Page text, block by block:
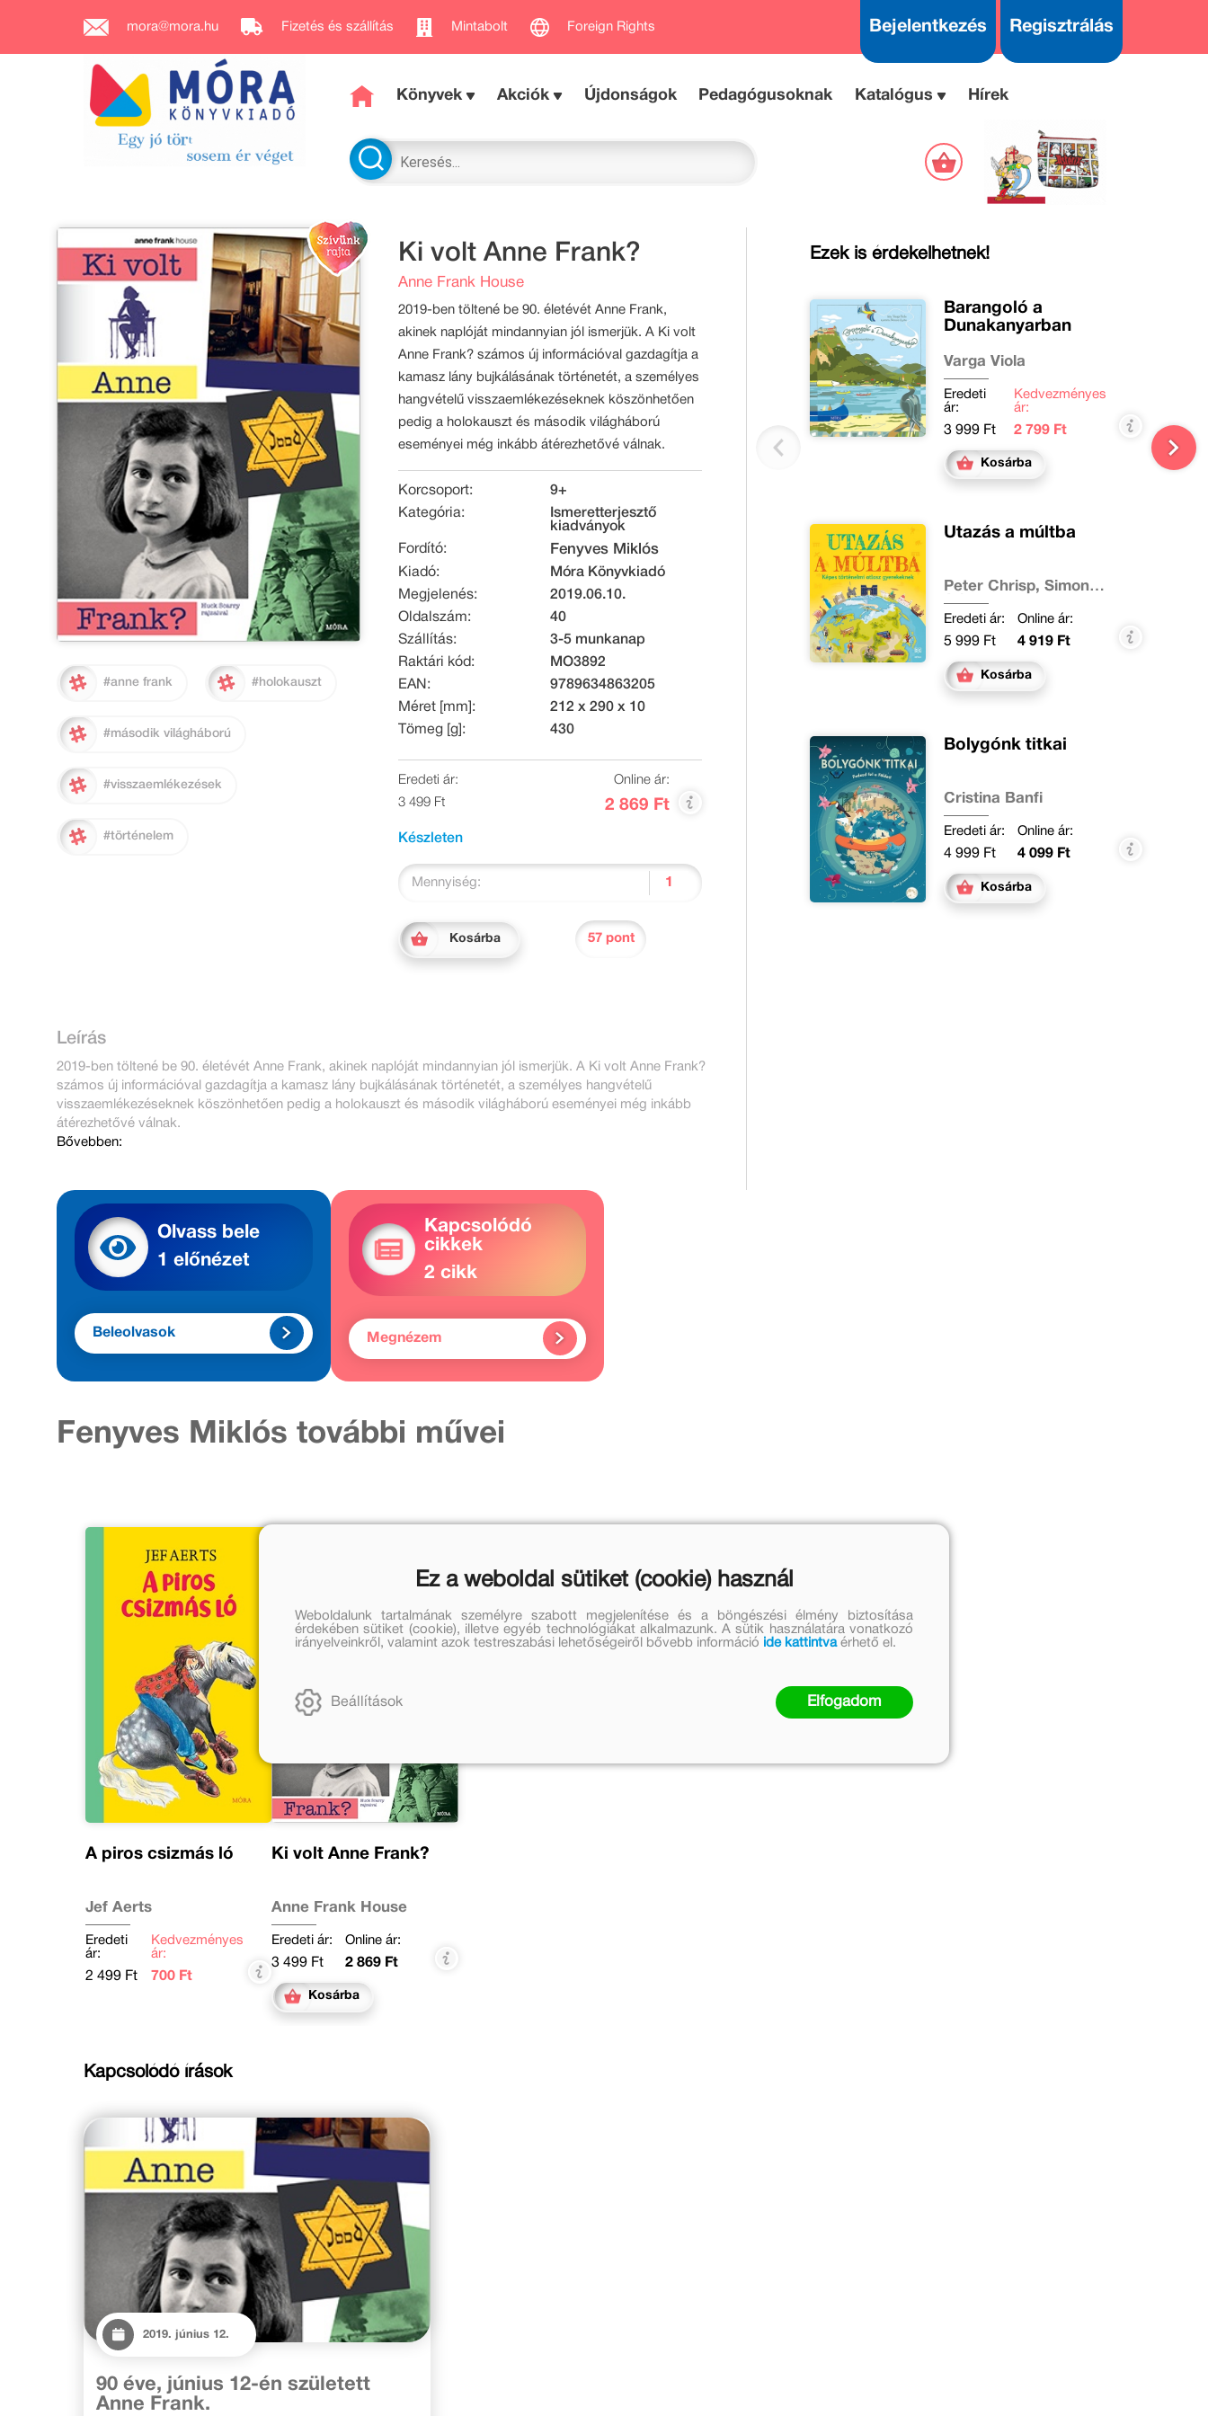
mora@mora.hu Fizetés és szállítás Mintabolt Foreign Rights Bejelentkezés Regisztrálás
Könyvek Akciók Újdonságok Pedagógusoknak Katalógus Hírek
#anne frank #holokauszt
#második világháború
#visszaemlékezések
#történelem
Ki volt Anne Frank?
Anne Frank House
2019-ben töltené be 90. életévét Anne Frank,
akinek naplóját mindannyian jól ismerjük. A Ki volt
Anne Frank? számos új információval gazdagítja a
kamasz lány bujkálásának történetét, a személyes
hangvételű visszaemlékezéseknek köszönhetően
pedig a holokauszt és második világháború
eseményei még inkább átérezhetővé válnak.
Korcsoport:
9+
Kategória:
Ismeretterjesztő
kiadványok
Fordító:
Fenyves Miklós
Kiadó:
Móra Könyvkiadó
Megjelenés:
2019.06.10.
Oldalszám:
40
Szállítás:
3-5 munkanap
Raktári kód:
MO3892
EAN:
9789634863205
Méret [mm]:
212 x 290 x 10
Tömeg [g]:
430
Eredeti ár:
3 499 Ft
Online ár:
2 869 Ft
Készleten
Mennyiség:
Kosárba 57 pont
Leírás
2019-ben töltené be 90. életévét Anne Frank, akinek naplóját mindannyian jól ismerjük. A Ki volt Anne Frank?
számos új információval gazdagítja a kamasz lány bujkálásának történetét, a személyes hangvételű
visszaemlékezéseknek köszönhetően pedig a holokauszt és második világháború eseményei még inkább
átérezhetővé válnak.
Bővebben:
Ezek is érdekelhetnek!
Barangoló a
Dunakanyarban
Varga Viola
Eredeti
ár:
3 999 Ft
Kedvezményes
ár:
2 799 Ft
Kosárba
Utazás a múltba
Peter Chrisp, Simon
Adams
Eredeti ár:
5 999 Ft
Online ár:
4 919 Ft
Kosárba
Bolygónk titkai
Cristina Banfi
Eredeti ár:
4 999 Ft
Online ár:
4 099 Ft
Kosárba
Olvass bele
1 előnézet
Beleolvasok
Kapcsolódó
cikkek
2 cikk
Megnézem
Fenyves Miklós további művei
A piros csizmás ló
Jef Aerts
Eredeti
ár:
2 499 Ft
Kedvezményes
ár:
700 Ft
Ki volt Anne Frank?
Anne Frank House
Eredeti ár:
3 499 Ft
Online ár:
2 869 Ft
Kosárba
Kapcsolódó írások
2019. június 12.
90 éve, június 12-én született
Anne Frank.
Ez a weboldal sütiket (cookie) használ
Weboldalunk tartalmának személyre szabott megjelenítése és a böngészési élmény biztosítása
érdekében sütiket (cookie), illetve egyéb technológiákat alkalmazunk. A sütik használatára vonatkozó
irányelveinkről, valamint azok testreszabási lehetőségeiről bővebb információ ide kattintvaérhető el.
Beállítások Elfogadom